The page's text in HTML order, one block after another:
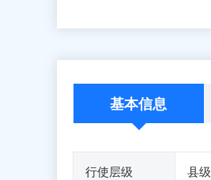
基本信息
行使层级 县级